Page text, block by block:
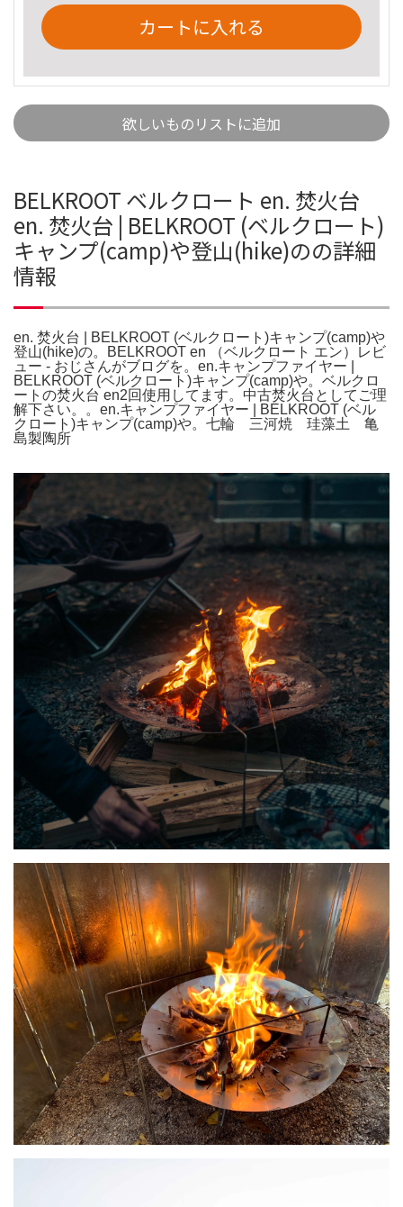
カートに入れる
欲しいものリストに追加
BELKROOT ベルクロート en. 焚火台
en. 焚火台 | BELKROOT (ベルクロート)
キャンプ(camp)や登山(hike)のの詳細
情報
en. 焚火台 | BELKROOT (ベルクロート)キャンプ(camp)や
登山(hike)の。BELKROOT en （ベルクロート エン）レビ
ュー - おじさんがブログを。en.キャンプファイヤー |
BELKROOT (ベルクロート)キャンプ(camp)や。ベルクロ
ートの焚火台 en2回使用してます。中古焚火台としてご理
解下さい。。en.キャンプファイヤー | BELKROOT (ベル
クロート)キャンプ(camp)や。七輪 三河焼 珪藻土 亀
島製陶所